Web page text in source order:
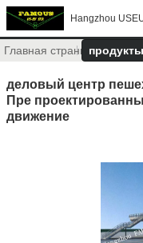
Hangzhou
Главная страницапродукты
деловый центр
Пре
движение